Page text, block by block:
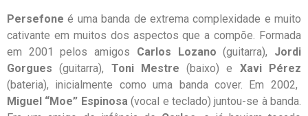
Persefone é uma banda de extrema complexidade e muito
cativante em muitos dos aspectos que a compõe. Formada
em 2001 pelos amigos Carlos Lozano (guitarra), Jordi
Gorgues (guitarra), Toni Mestre (baixo) e Xavi Pérez
(bateria), inicialmente como uma banda cover. Em 2002,
Miguel “Moe” Espinosa(vocal e teclado) juntou-se à banda.